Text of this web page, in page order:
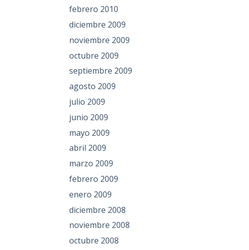
febrero 2010
diciembre 2009
noviembre 2009
octubre 2009
septiembre 2009
agosto 2009
julio 2009
junio 2009
mayo 2009
abril 2009
marzo 2009
febrero 2009
enero 2009
diciembre 2008
noviembre 2008
octubre 2008